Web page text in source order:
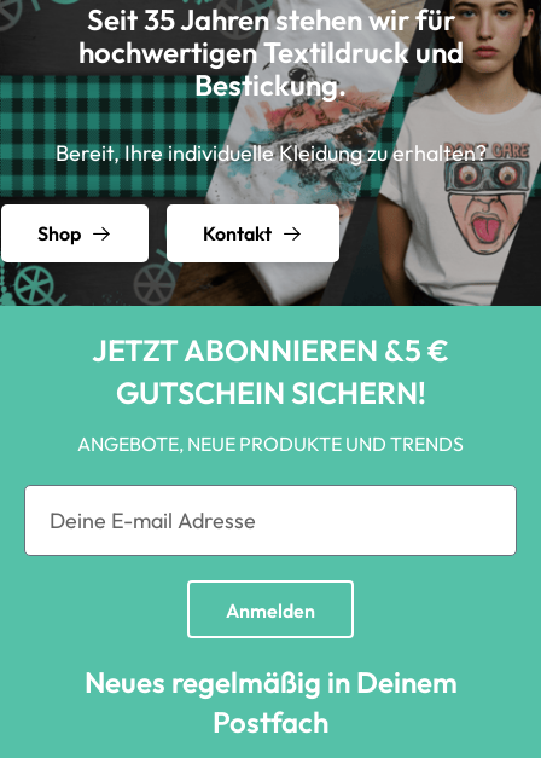
Seit 35 Jahren stehen wir für
hochwertigen Textildruck und
Bestickung.
Bereit, Ihre individuelle Kleidung zu erhalten?
Shop Kontakt
JETZT ABONNIEREN &5 €
GUTSCHEIN SICHERN!
ANGEBOTE, NEUE PRODUKTE UND TRENDS
Anmelden
Neues regelmäßig in Deinem
Postfach